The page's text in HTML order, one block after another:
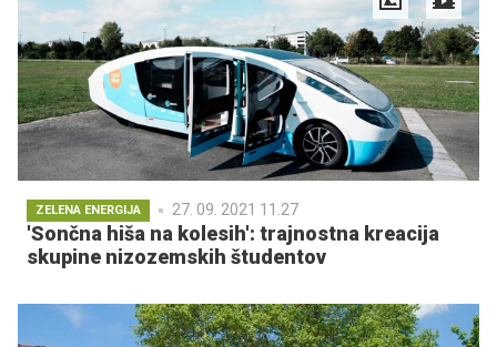
ZELENA ENERGIJA 27. 09. 2021 11.27
'Sončna hiša na kolesih': trajnostna kreacija
skupine nizozemskih študentov